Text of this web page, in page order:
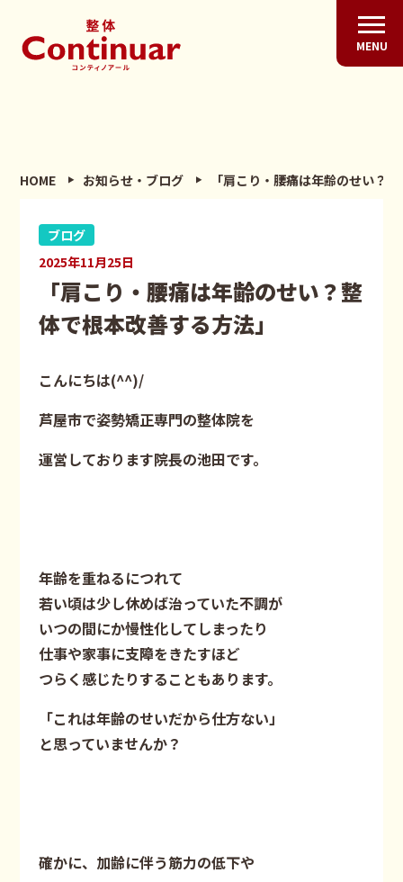
MENU
HOME お知らせ・ブログ 「肩こり・腰痛は年齢のせい？
ブログ
2025年11月25日
「肩こり・腰痛は年齢のせい？整
体で根本改善する方法」
こんにちは(^^)/
芦屋市で姿勢矯正専門の整体院を
運営しております院長の池田です。
年齢を重ねるにつれて
若い頃は少し休めば治っていた不調が
いつの間にか慢性化してしまったり
仕事や家事に支障をきたすほど
つらく感じたりすることもあります。
「これは年齢のせいだから仕方ない」
と思っていませんか？
確かに、加齢に伴う筋力の低下や